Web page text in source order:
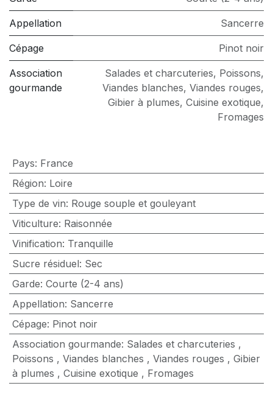
Appellation Sancerre
Cépage Pinot noir
Association
gourmande
Salades et charcuteries, Poissons,
Viandes blanches, Viandes rouges,
Gibier à plumes, Cuisine exotique,
Fromages
Pays: France
Région: Loire
Type de vin: Rouge souple et gouleyant
Viticulture: Raisonnée
Vinification: Tranquille
Sucre résiduel: Sec
Garde: Courte (2-4 ans)
Appellation: Sancerre
Cépage: Pinot noir
Association gourmande: Salades et charcuteries ,
Poissons , Viandes blanches , Viandes rouges , Gibier
à plumes , Cuisine exotique , Fromages